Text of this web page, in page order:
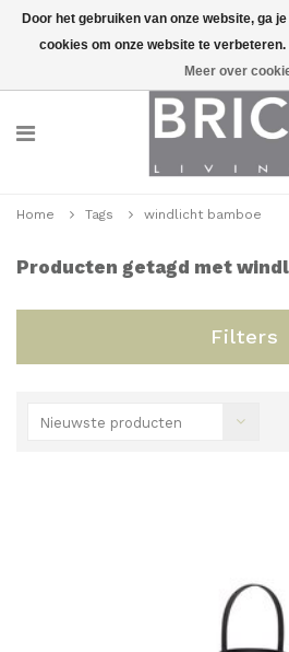
Home Tags windlicht bamboe
Producten getagd met
Filters
Nieuwste producten
Door het gebruiken van onze website, ga
cookies om onze website te verbeteren.
Meer over